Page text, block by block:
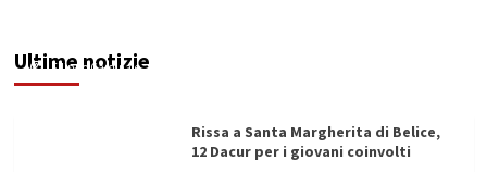
Ultime notizie
Filippo Cardinale
Rissa a Santa Margherita di Belice,
12 Dacur per i giovani coinvolti